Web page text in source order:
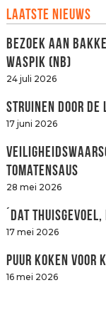
Laatste nieuws
Bezoek aan
Waspik (NB)
24 juli 2026
Struinen door de
17 juni 2026
tomatensaus
28 mei 2026
´Dat
17 mei 2026
Puur koken voor
16 mei 2026